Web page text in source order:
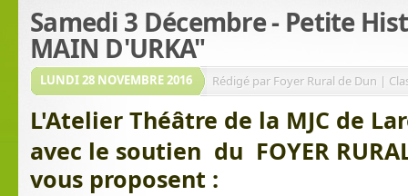
Samedi 3 Décembre - Petite
MAIN D'URKA"
LUNDI 28 NOVEMBRE 2016 Rédigé par Foyer Rural de Dun |
L'Atelier Théâtre de la MJC de
avec le soutien du FOYER
vous proposent :